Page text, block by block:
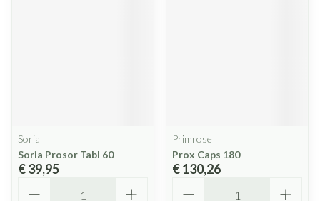
Soria
Soria Prosor Tabl 60
€ 39,95
Primrose
Prox Caps 180
€ 130,26